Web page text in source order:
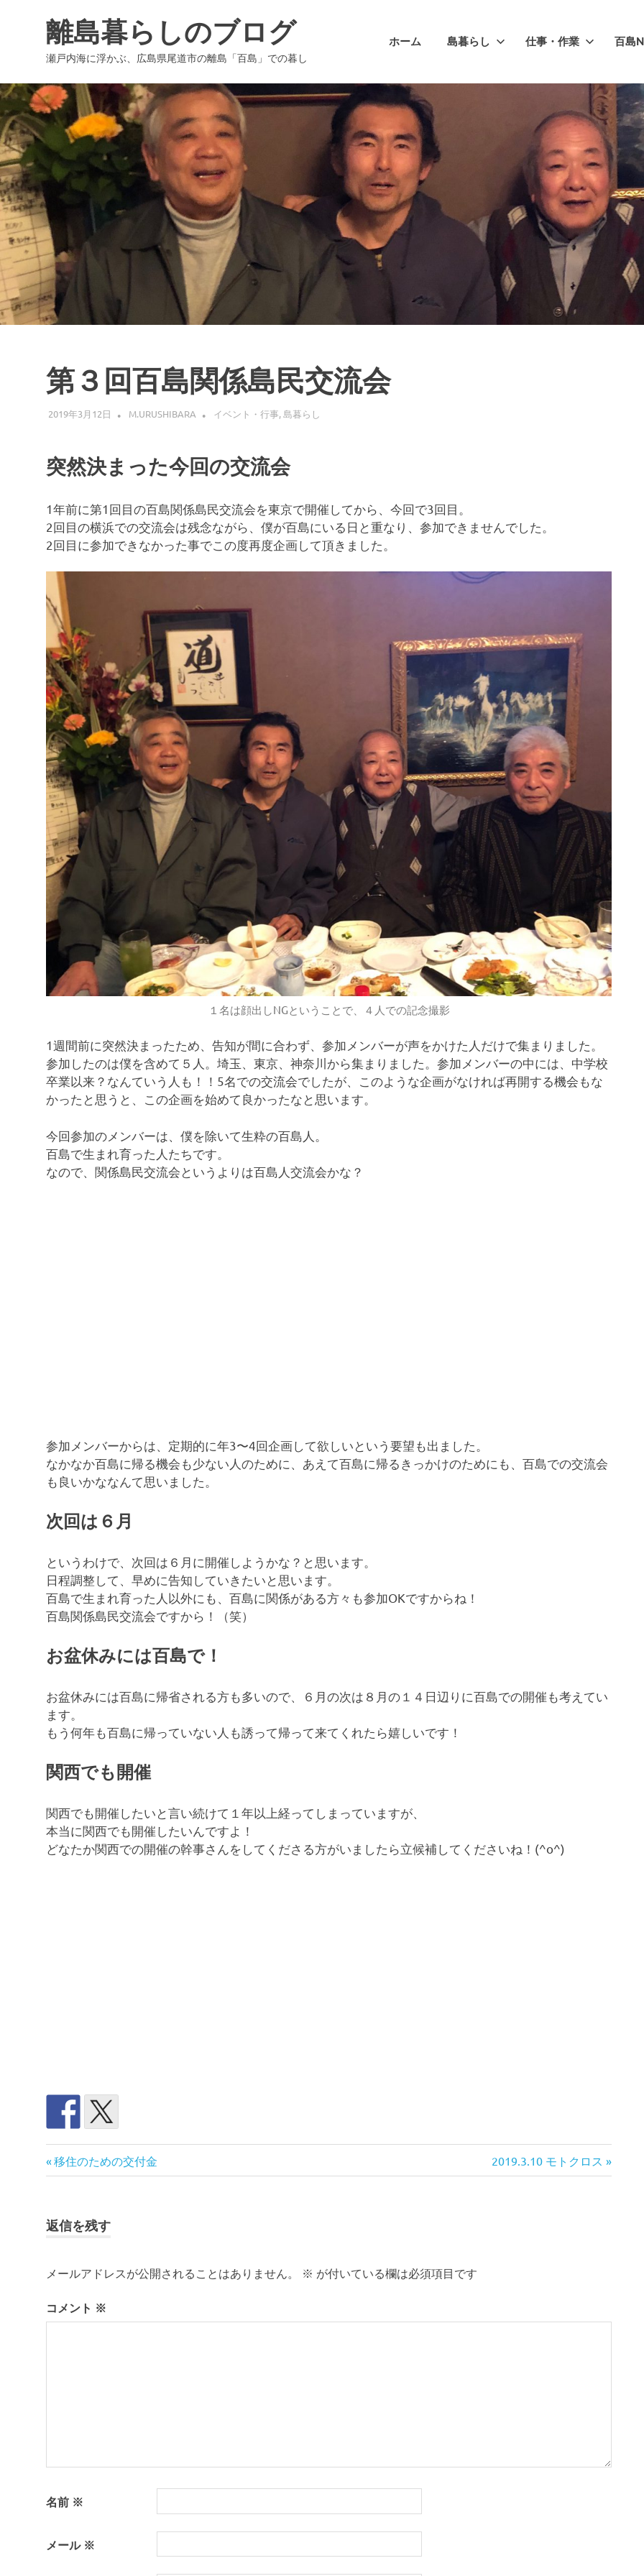
へ
ス
キ
ッ
プ
離島暮らしのブログ
瀬戸内海に浮かぶ、広島県尾道市の離島「百島」での暮し
ホーム 島暮らし 仕事・作業 百島
第３回百島関係島民交流会
2019年3月12日 M.URUSHIBARA イベント・行事,島暮らし
突然決まった今回の交流会
1年前に第1回目の百島関係島民交流会を東京で開催してから、今回で3回目。
2回目の横浜での交流会は残念ながら、僕が百島にいる日と重なり、参加できませんでした。
2回目に参加できなかった事でこの度再度企画して頂きました。
１名は顔出しNGということで、４人での記念撮影
1週間前に突然決まったため、告知が間に合わず、参加メンバーが声をかけた人だけで集まりました。
参加したのは僕を含めて５人。埼玉、東京、神奈川から集まりました。参加メンバーの中には、中学校
卒業以来？なんていう人も！！5名での交流会でしたが、このような企画がなければ再開する機会もな
かったと思うと、この企画を始めて良かったなと思います。
今回参加のメンバーは、僕を除いて生粋の百島人。
百島で生まれ育った人たちです。
なので、関係島民交流会というよりは百島人交流会かな？
参加メンバーからは、定期的に年3〜4回企画して欲しいという要望も出ました。
なかなか百島に帰る機会も少ない人のために、あえて百島に帰るきっかけのためにも、百島での交流会
も良いかななんて思いました。
次回は６月
というわけで、次回は６月に開催しようかな？と思います。
日程調整して、早めに告知していきたいと思います。
百島で生まれ育った人以外にも、百島に関係がある方々も参加OKですからね！
百島関係島民交流会ですから！（笑）
お盆休みには百島で！
お盆休みには百島に帰省される方も多いので、６月の次は８月の１４日辺りに百島での開催も考えてい
ます。
もう何年も百島に帰っていない人も誘って帰って来てくれたら嬉しいです！
関西でも開催
関西でも開催したいと言い続けて１年以上経ってしまっていますが、
本当に関西でも開催したいんですよ！
どなたか関西での開催の幹事さんをしてくださる方がいましたら立候補してくださいね！(^o^)
交
流
島
人
係
人
投
ナ
ゲ
ー
前
の
移住のための交付金
次
の
2019.3.10 モトクロス
返信を残す
メールアドレスが公開されることはありません。 ※ が付いている欄は必須項目です
コメント ※
名前 ※
メール ※